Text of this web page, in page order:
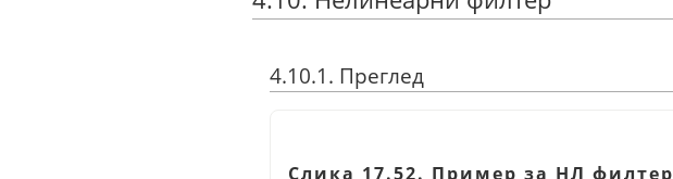
4.10.1. Преглед
Слика 17.52. Пример за НЛ филтер